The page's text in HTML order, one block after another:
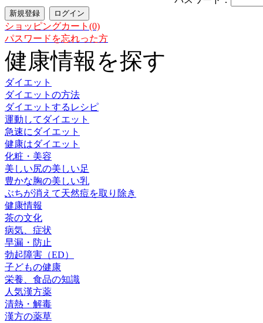
ショッピングカート(0)
パスワードを忘れった方
健康情報を探す
ダイエット
ダイエットの方法
ダイエットするレシピ
運動してダイエット
急速にダイエット
健康はダイエット
化粧・美容
美しい尻の美しい足
豊かな胸の美しい乳
ぶちが消えて天然痘を取り除き
健康情報
茶の文化
病気、症状
早漏・防止
勃起障害（ED）
子どもの健康
栄養、食品の知識
人気漢方薬
清熱・解毒
漢方の薬草